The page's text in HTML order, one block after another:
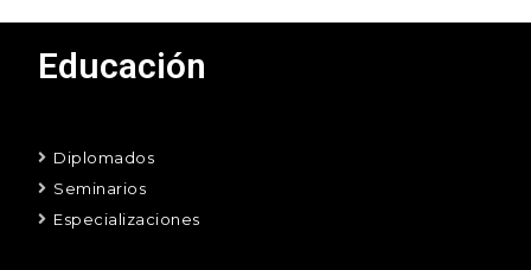
Educación
Diplomados
Seminarios
Especializaciones